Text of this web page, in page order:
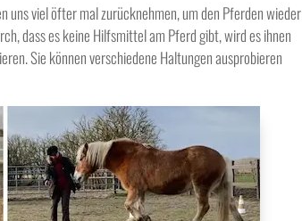
uns viel öfter mal zurücknehmen, um den Pferden wieder
dass es keine Hilfsmittel am Pferd gibt, wird es ihnen
Sie können verschiedene Haltungen ausprobieren